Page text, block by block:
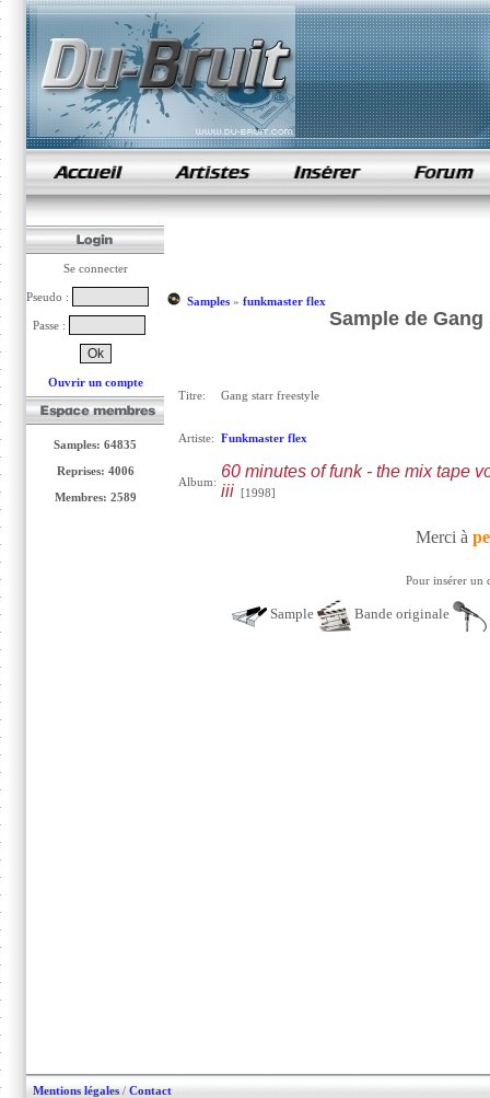
samples de rap
Se connecter
Pseudo :
Passe :
Ouvrir un compte
Samples: 64835
Reprises: 4006
Membres: 2589
Samples» funkmaster flex
Sample de
Titre: Gang starr freestyle
Artiste: Funkmaster flex
Album:
60 minutes of funk - the mix tape
iii[1998]
Merci à
Pour insérer un
Sample Bande originale
Mentions légales / Contact